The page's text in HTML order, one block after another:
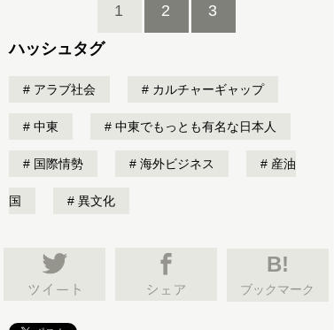
1 2 3
ハッシュタグ
アラブ社会 カルチャーギャップ
中東 中東でもっとも有名な日本人
国際情勢 海外ビジネス 産油
国 異文化
B!
ブックマーク